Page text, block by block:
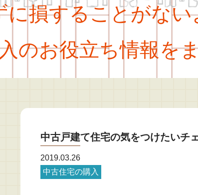
損することがない
のお役立ち情報を
中古戸建て住宅の気をつけたいチ
2019.03.26
中古住宅の購入